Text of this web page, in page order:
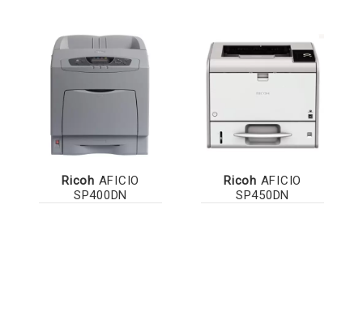
Ricoh AFICIO
SP400DN
Ricoh AFICIO
SP450DN